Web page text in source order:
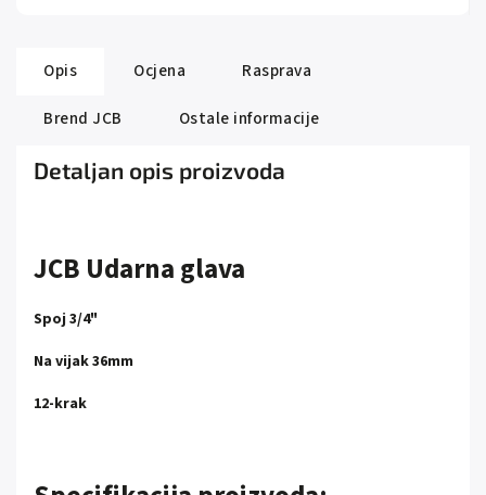
Opis Ocjena
Rasprava
Brend JCB Ostale informacije
Detaljan opis proizvoda
JCB Udarna glava
Spoj 3/4"
Na vijak 36mm
12-krak